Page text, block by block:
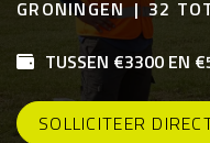
GRONINGEN
32
TUSSEN €3300 EN
SOLLICITEER